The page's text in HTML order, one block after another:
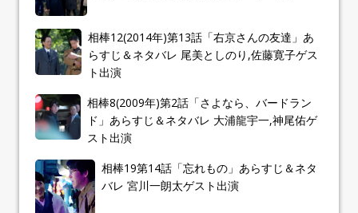
相棒12(2014年)第13話「右京さんの友達」あ
らすじ＆ネタバレ 尾美としのり,佐藤寛子ゲス
ト出演
相棒8(2009年)第2話「さよなら、バードラン
ド」あらすじ＆ネタバレ 大浦龍宇一,神尾佑ゲ
スト出演
相棒19第14話「忘れもの」あらすじ＆ネタ
バレ 宮川一朗太ゲスト出演